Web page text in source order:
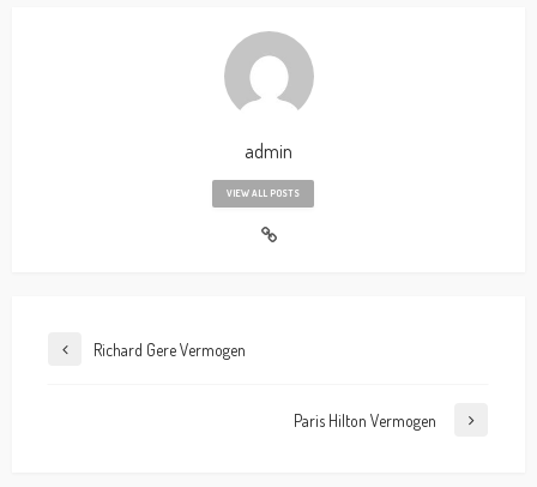
admin
VIEW ALL POSTS
Richard Gere Vermogen
Paris Hilton Vermogen